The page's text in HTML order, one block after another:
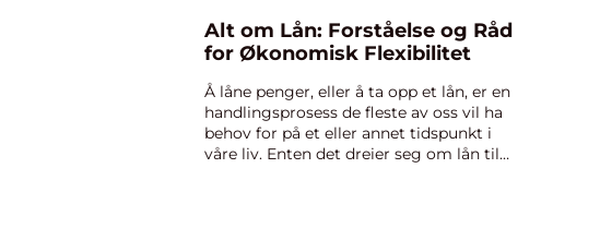
Alt om Lån: Forståelse og Råd
for Økonomisk Flexibilitet
Å låne penger, eller å ta opp et lån, er en
handlingsprosess de fleste av oss vil ha
behov for på et eller annet tidspunkt i
våre liv. Enten det dreier seg om lån til